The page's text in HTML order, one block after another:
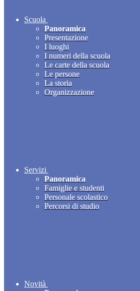
Scuola
Panoramica
Presentazione
I luoghi
I numeri della scuola
Le carte della scuola
Le persone
La storia
Organizzazione
Servizi
Panoramica
Famiglie e studenti
Personale scolastico
Percorsi di studio
Novità